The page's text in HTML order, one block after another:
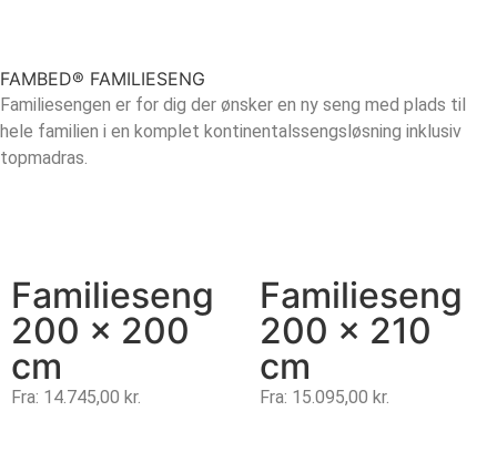
FAMBED® FAMILIESENG
Familiesengen er for dig der ønsker en ny seng med plads til
hele familien i en komplet kontinentalssengsløsning inklusiv
topmadras.
Familieseng
200 x 200
cm
Fra: 14.745,00 kr.
Familieseng
200 x 210
cm
Fra: 15.095,00 kr.